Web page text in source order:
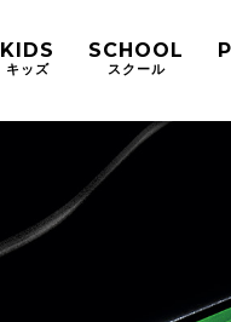
KIDS
キッズ
SCHOOL
スクール